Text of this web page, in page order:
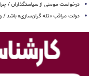
درخواست مومنی از سیاستگذاران /
دولت مراقب «تله گران‌سازی» باشد /